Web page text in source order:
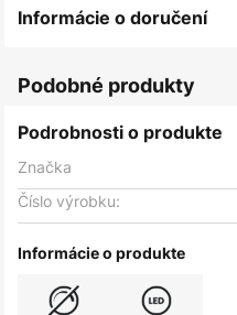
Informácie o doručení
Podobné produkty
Podrobnosti o produkte
Značka
Číslo výrobku:
Informácie o produkte